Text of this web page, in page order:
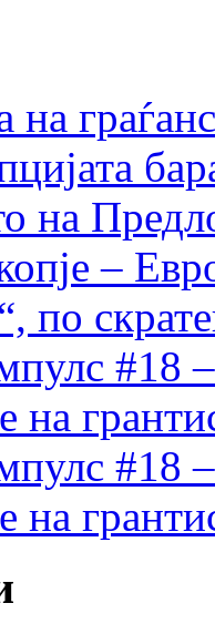
на
на
–
по
#18
на
#18
на